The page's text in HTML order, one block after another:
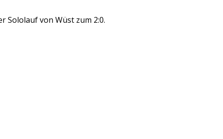
Sololauf von Wüst zum 2:0.